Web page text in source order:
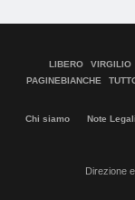
LIBERO VIRGILIO
PAGINEBIANCHE
Chi siamo Note Legali
Direzione